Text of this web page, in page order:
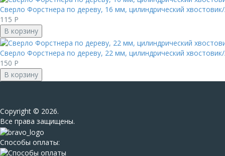
Сверло Форстнера по дереву, 16 мм, цилиндрический
115 Р
В корзину
Сверло Форстнера по дереву, 22 мм, цилиндрический
150 Р
В корзину
Сopyright © 2026.
Все права защищены.
Способы оплаты: